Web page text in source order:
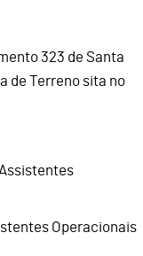
323 de Santa
de Terreno sita no
Operacionais